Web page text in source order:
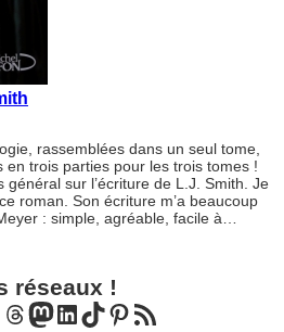
rassemblées dans un seul tome,
en trois parties pour les trois tomes !
sur l’écriture de L.J. Smith. Je
roman. Son écriture m’a beaucoup
: simple, agréable, facile à…
réseaux !
Threads Mastodon LinkedIn TikTok Pinterest Flux RSS